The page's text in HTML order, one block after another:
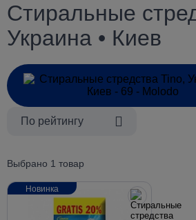
Стиральные
Украина • Киев
По рейтингу
Выбрано 1 товар
Новинка